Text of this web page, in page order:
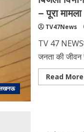
– पूरा मामला
TV47News
TV 47
जनता की जीवन
Read More